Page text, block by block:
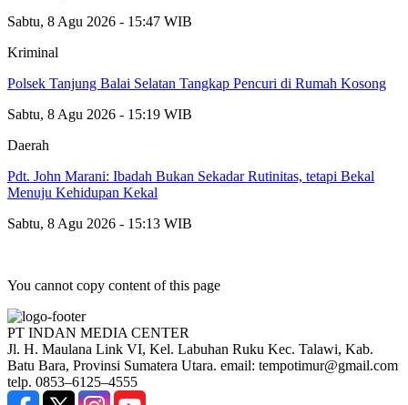
Sabtu, 8 Agu 2026 - 15:47 WIB
Kriminal
Polsek Tanjung Balai Selatan Tangkap Pencuri di Rumah Kosong
Sabtu, 8 Agu 2026 - 15:19 WIB
Daerah
Pdt. John Marani: Ibadah Bukan Sekadar Rutinitas, tetapi Bekal
Menuju Kehidupan Kekal
Sabtu, 8 Agu 2026 - 15:13 WIB
You cannot copy content of this page
PT INDAN MEDIA CENTER
Jl. H. Maulana Link VI, Kel. Labuhan Ruku Kec. Talawi, Kab.
Batu Bara, Provinsi Sumatera Utara. email: tempotimur@gmail.com
telp. 0853–6125–4555